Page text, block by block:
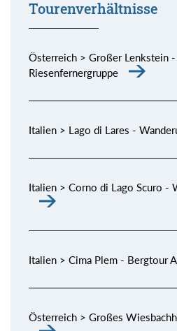
Tourenverhältnisse
Österreich > Großer Lenkstein
Riesenfernergruppe
Italien > Lago di Lares -
Italien > Corno di Lago Scuro -
Italien > Cima Plem - Bergtour
Österreich > Großes